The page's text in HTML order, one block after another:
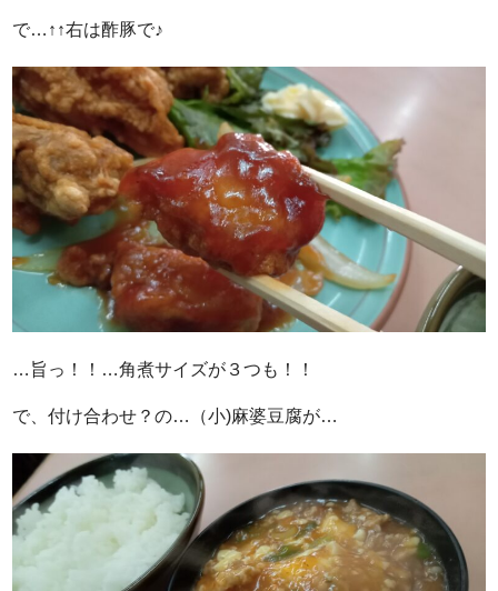
で…↑↑右は酢豚で♪
…旨っ！！…角煮サイズが３つも！！
で、付け合わせ？の…（小)麻婆豆腐が…